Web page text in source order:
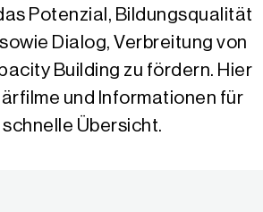
Potenzial, Bildungsqualität
Dialog, Verbreitung von
Building zu fördern. Hier
und Informationen für
schnelle Übersicht.